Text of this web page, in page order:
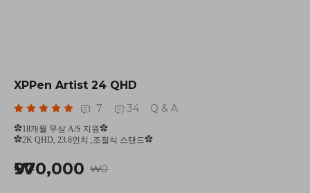
XPPen Artist 24 QHD
7 34 Q & A
✿18개월 무상 A/S 지원✿
✿2K QHD, 23.8인치 ,조절식 스탠드✿
₩970,000 ₩0